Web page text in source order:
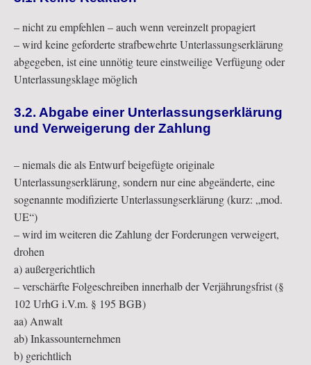
– nicht zu empfehlen – auch wenn vereinzelt propagiert
– wird keine geforderte strafbewehrte Unterlassungserklärung
abgegeben, ist eine unnötig teure einstweilige Verfügung oder
Unterlassungsklage möglich
3.2. Abgabe einer Unterlassungserklärung
und Verweigerung der Zahlung
– niemals die als Entwurf beigefügte originale
Unterlassungserklärung, sondern nur eine abgeänderte, eine
sogenannte modifizierte Unterlassungserklärung (kurz: „mod.
UE“)
– wird im weiteren die Zahlung der Forderungen verweigert,
drohen
a) außergerichtlich
– verschärfte Folgeschreiben innerhalb der Verjährungsfrist (§
102 UrhG i.V.m. § 195 BGB)
aa) Anwalt
ab) Inkassounternehmen
b) gerichtlich